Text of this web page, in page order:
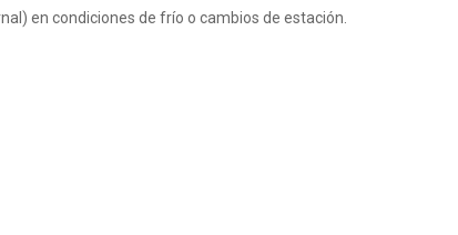
en condiciones de frío o cambios de estación.